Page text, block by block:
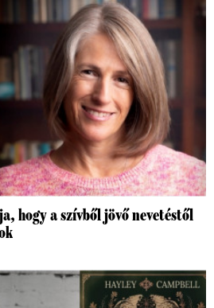
hogy a szívből jövő nevetéstől